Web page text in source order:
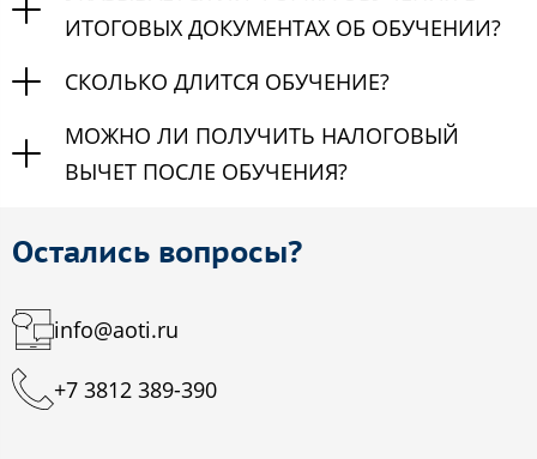
ИТОГОВЫХ ДОКУМЕНТАХ ОБ ОБУЧЕНИИ?
СКОЛЬКО ДЛИТСЯ ОБУЧЕНИЕ?
МОЖНО ЛИ ПОЛУЧИТЬ НАЛОГОВЫЙ
ВЫЧЕТ ПОСЛЕ ОБУЧЕНИЯ?
Остались вопросы?
info@aoti.ru
+7 3812 389-390